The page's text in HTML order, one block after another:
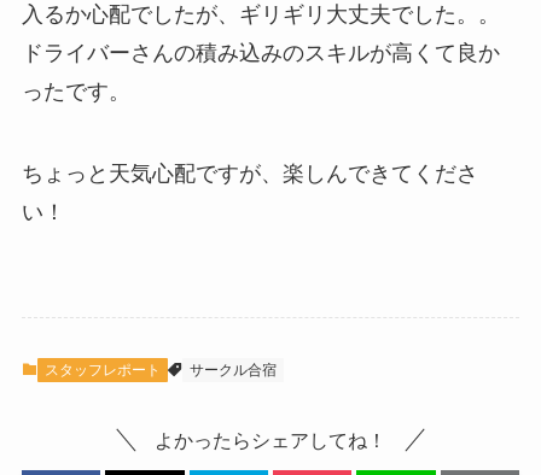
入るか心配でしたが、ギリギリ大丈夫でした。。
ドライバーさんの積み込みのスキルが高くて良か
ったです。
ちょっと天気心配ですが、楽しんできてくださ
い！
スタッフレポート サークル合宿
よかったらシェアしてね！